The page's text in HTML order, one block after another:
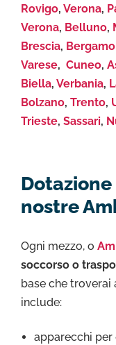
Rovigo, Verona,
Verona, Belluno,
Brescia, Bergamo
Varese, Cuneo,
Biella, Verbania,
Bolzano, Trento,
Trieste, Sassari,
nostre
Ogni mezzo, o
soccorso o
base che troverai
include:
apparecchi per